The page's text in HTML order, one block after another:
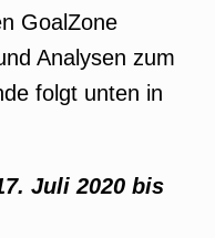
GoalZone
Analysen zum
folgt unten in
Juli 2020 bis